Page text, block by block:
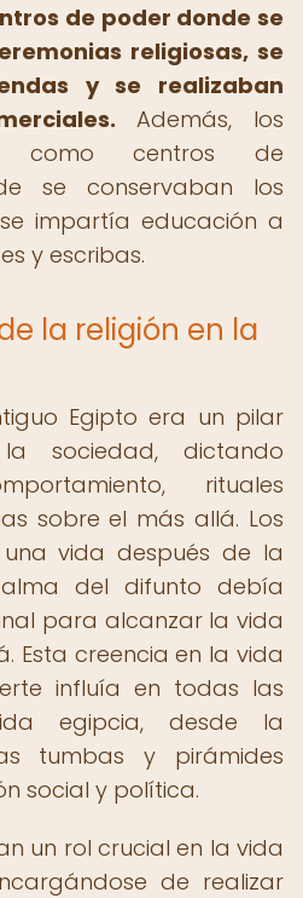
de poder donde se
religiosas, se
y se realizaban
Además, los
como centros de
se conservaban los
impartía educación a
y escribas.
la religión en la
Egipto era un pilar
sociedad, dictando
rituales
sobre el más allá. Los
vida después de la
del difunto debía
para alcanzar la vida
Esta creencia en la vida
influía en todas las
egipcia, desde la
tumbas y pirámides
social y política.
un rol crucial en la vida
de realizar